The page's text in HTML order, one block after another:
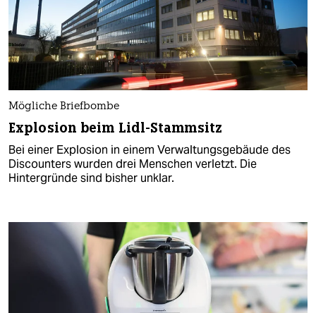
Mögliche Briefbombe
Explosion beim Lidl-Stammsitz
Bei einer Explosion in einem Verwaltungsgebäude des
Discounters wurden drei Menschen verletzt. Die
Hintergründe sind bisher unklar.